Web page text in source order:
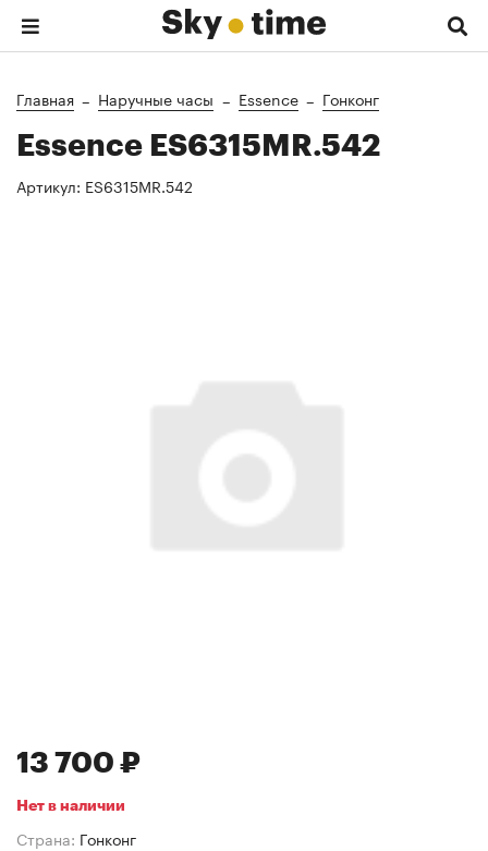
Главная Наручные часы Essence Гонконг
Essence ES6315MR.542
Артикул: ES6315MR.542
13 700 ₽
Нет в наличии
Страна: Гонконг